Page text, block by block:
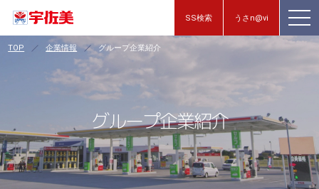
SS検索 うさn@vi
TOP 企業情報 グループ企業紹介
グループ企業紹介